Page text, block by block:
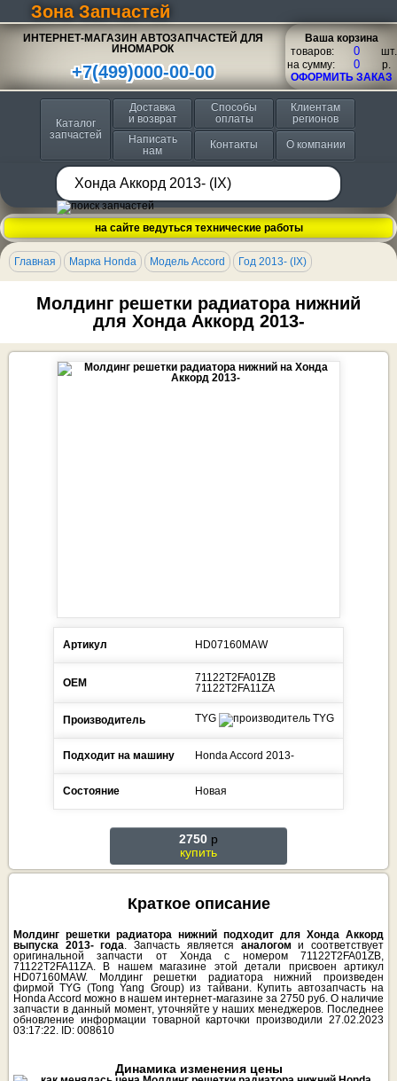
Зона Запчастей
ИНТЕРНЕТ-МАГАЗИН АВТОЗАПЧАСТЕЙ ДЛЯ
ИНОМАРОК
+7(499)000-00-00
Ваша корзина
товаров:
шт.
на сумму:
p.
ОФОРМИТЬ ЗАКАЗ
Каталог
запчастей
Доставка
и возврат
Способы
оплаты
Клиентам
регионов
Написать
нам
Контакты О компании
на сайте ведуться технические работы
Главная Марка Honda Модель Accord Год 2013- (IX)
Молдинг решетки радиатора нижний
для Хонда Аккорд 2013-
Артикул HD07160MAW
ОЕМ
71122T2FA01ZB
71122T2FA11ZA
Производитель TYG
Подходит на машину HondaAccord 2013-
Состояние Новая
2750 p
купить
Краткое описание
Молдинг решетки радиатора нижний подходит для Хонда Аккорд
выпуска 2013- года. Запчасть является аналогом и соответствует
оригинальной запчасти от Хонда с номером 71122T2FA01ZB,
71122T2FA11ZA. В нашем магазине этой детали присвоен артикул
HD07160MAW. Молдинг решетки радиатора нижний произведен
фирмой TYG (Tong Yang Group) из тайвани. Купить автозапчасть на
Honda Accord можно в нашем интернет-магазине за 2750 руб. О наличие
запчасти в данный момент, уточняйте у наших менеджеров. Последнее
обновление информации товарной карточки производили 27.02.2023
03:17:22. ID: 008610
Динамика изменения цены